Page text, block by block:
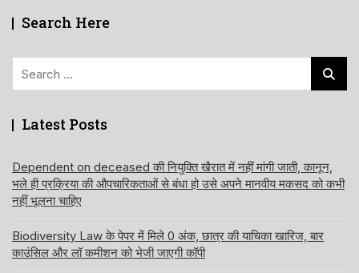
Search Here
Latest Posts
Dependent on deceased की नियुक्ति खैरात में नहीं मांगी जाती, कानून,
भले ही प्रक्रिया की औपचारिकताओं से बंधा हो उसे अपने मानवीय मकसद को कभी
नहीं भूलना चाहिए
Biodiversity Law के पेपर में मिले 0 अंक, छात्र की याचिका खारिज, बार
काउंसिल और लॉ कमीशन को भेजी जाएगी कॉपी